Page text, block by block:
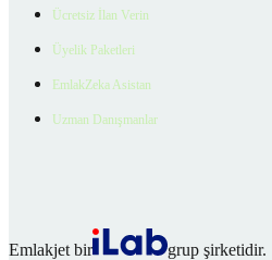
Ücretsiz İlan Verin
Üyelik Paketleri
EmlakZeka Asistan
Uzman Danışmanlar
Emlakjet bir
grup şirketidir.